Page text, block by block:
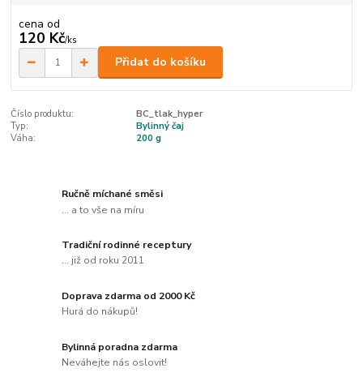
cena od
120 Kč/ks
Přidat do košíku
Číslo produktu:
BC_tlak_hyper
Typ:
Bylinný čaj
Váha:
200 g
Ručně míchané směsi
... a to vše na míru
Tradiční rodinné receptury
... již od roku 2011
Doprava zdarma od 2000 Kč
Hurá do nákupů!
Bylinná poradna zdarma
Neváhejte nás oslovit!